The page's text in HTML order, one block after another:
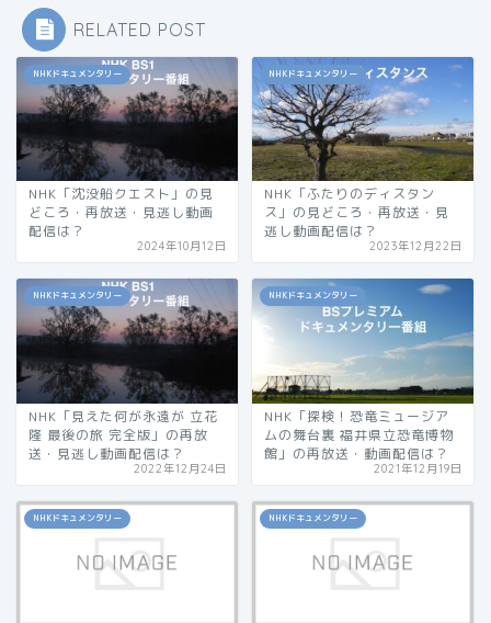
RELATED POST
NHKドキュメンタリー
NHK「沈没船クエスト」の見
どころ・再放送・見逃し動画
配信は？
2024年10月12日
NHKドキュメンタリー
NHK「ふたりのディスタン
ス」の見どころ・再放送・見
逃し動画配信は？
2023年12月22日
NHKドキュメンタリー
NHK「見えた何が永遠が 立花
隆 最後の旅 完全版」の再放
送・見逃し動画配信は？
2022年12月24日
NHKドキュメンタリー
NHK「探検！恐竜ミュージア
ムの舞台裏 福井県立恐竜博物
館」の再放送・動画配信は？
2021年12月19日
NHKドキュメンタリー NHKドキュメンタリー